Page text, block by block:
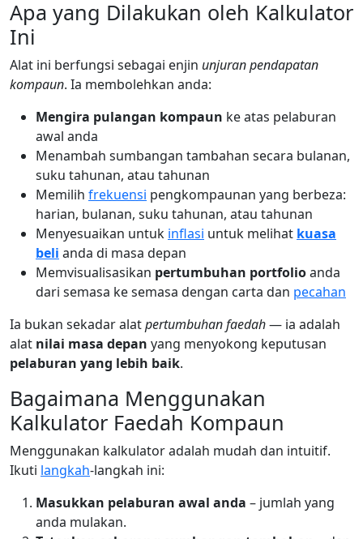
Apa yang Dilakukan oleh Kalkulator
Ini
Alat ini berfungsi sebagai enjin unjuran pendapatan
kompaun. Ia membolehkan anda:
Mengira pulangan kompaun ke atas pelaburan
awal anda
Menambah sumbangan tambahan secara bulanan,
suku tahunan, atau tahunan
Memilih frekuensi pengkompaunan yang berbeza:
harian, bulanan, suku tahunan, atau tahunan
Menyesuaikan untuk inflasi untuk melihat kuasa
beli anda di masa depan
Memvisualisasikan pertumbuhan portfolioanda
dari semasa ke semasa dengan carta dan pecahan
Ia bukan sekadar alatpertumbuhan faedah— ia adalah
alat nilai masa depan yang menyokong keputusan
pelaburan yang lebih baik.
Bagaimana Menggunakan
Kalkulator Faedah Kompaun
Menggunakan kalkulator adalah mudah dan intuitif.
Ikuti langkah-langkah ini:
Masukkan pelaburan awal anda – jumlah yang
anda mulakan.